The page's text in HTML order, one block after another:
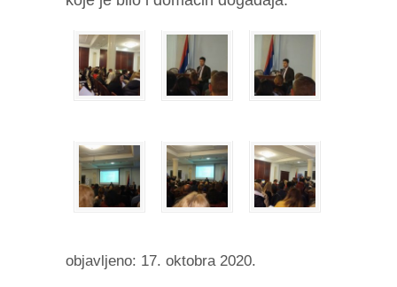
objavljeno: 17. oktobra 2020.